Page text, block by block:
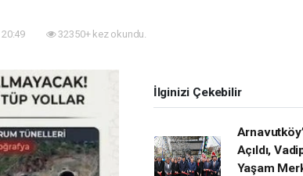
32350+ kez okundu.
İlginizi Çekebilir
Açıldı,
Yaşam